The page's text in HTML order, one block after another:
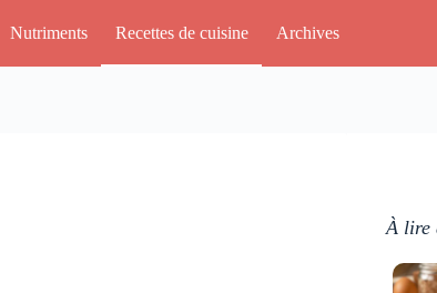
Nutriments Recettes de cuisine Archives
À lire